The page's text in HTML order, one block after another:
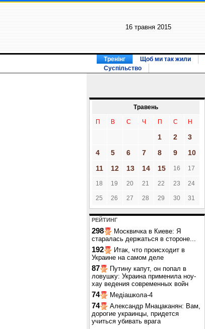
16 травня 2015
Тренінг Щоб ми так жили
Суспільство
Травень
П В С Ч П С Н
1 2
3
4
5 6 7 8 9
10
11
12 13 14 15 16 17
18 19 20 21 22 23 24
25 26 27 28 29 30 31
РЕЙТИНГ
298
Москвичка в Киеве: Я
старалась держаться в стороне...
192
Итак, что происходит в
Украине на самом деле
87
Путину капут, он попал в
ловушку: Украина применила ноу-
хау ведения современных войн
74 Медіашкола-4
74
Александр Мнацаканян: Вам,
дорогие украинцы, придется
учиться убивать врага